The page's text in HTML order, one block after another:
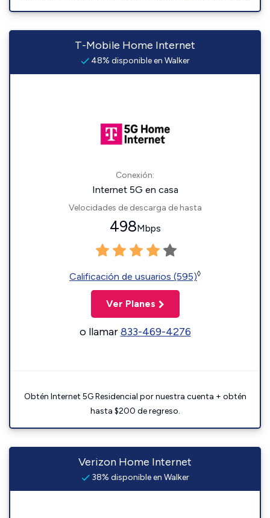
T-Mobile Home Internet
48% disponible en Walker
Conexión:
Internet 5G en casa
Velocidades de descarga de hasta
498Mbps
Calificación de usuarios (595)◊
Ver Planes
o llamar833-469-4276
Obtén Internet 5G Residencial por nuestra cuenta + obtén
hasta $200 de regreso.
Verizon Home Internet
38% disponible en Walker